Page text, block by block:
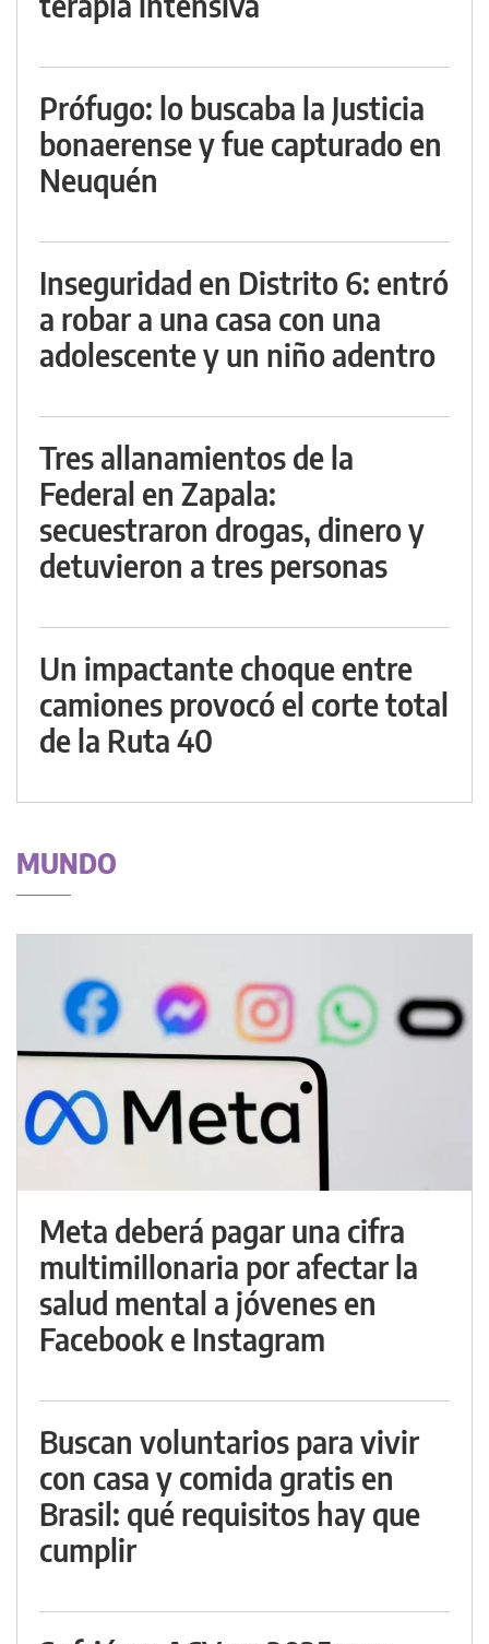
Prófugo: lo buscaba la Justicia
bonaerense y fue capturado en
Neuquén
Inseguridad en Distrito 6: entró
a robar a una casa con una
adolescente y un niño adentro
Tres allanamientos de la
Federal en Zapala:
secuestraron drogas, dinero y
detuvieron a tres personas
Un impactante choque entre
camiones provocó el corte total
de la Ruta 40
MUNDO
Meta deberá pagar una cifra
multimillonaria por afectar la
salud mental a jóvenes en
Facebook e Instagram
Buscan voluntarios para vivir
con casa y comida gratis en
Brasil: qué requisitos hay que
cumplir